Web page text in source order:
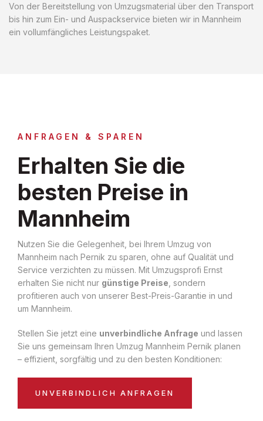
Von der Bereitstellung von Umzugsmaterial über den Transport
bis hin zum Ein- und Auspackservice bieten wir in Mannheim
ein vollumfängliches Leistungspaket.
ANFRAGEN & SPAREN
Erhalten Sie die
besten Preise in
Mannheim
Nutzen Sie die Gelegenheit, bei Ihrem Umzug von
Mannheim nach Pernik zu sparen, ohne auf Qualität und
Service verzichten zu müssen. Mit Umzugsprofi Ernst
erhalten Sie nicht nur günstige Preise , sondern
profitieren auch von unserer Best-Preis-Garantie in und
um Mannheim.
Stellen Sie jetzt eine unverbindliche Anfrage und lassen
Sie uns gemeinsam Ihren Umzug Mannheim Pernik planen
– effizient, sorgfältig und zu den besten Konditionen:
UNVERBINDLICH ANFRAGEN